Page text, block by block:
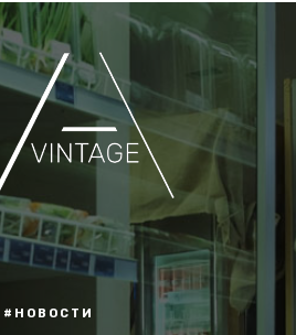
#НОВОСТИ